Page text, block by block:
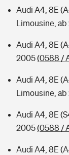
Audi A4, 8E
Limousine,
Audi A4, 8E
2005(0588 /
Audi A4, 8E
Limousine,
Audi A4, 8E
2005(0588 /
Audi A4, 8E